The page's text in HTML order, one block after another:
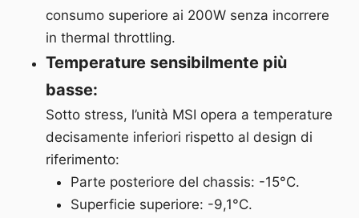
consumo superiore ai 200W senza incorrere
in thermal throttling.
Temperature sensibilmente più
basse:
Sotto stress, l’unità MSI opera a temperature
decisamente inferiori rispetto al design di
riferimento:
Parte posteriore del chassis: -15°C.
Superficie superiore: -9,1°C.